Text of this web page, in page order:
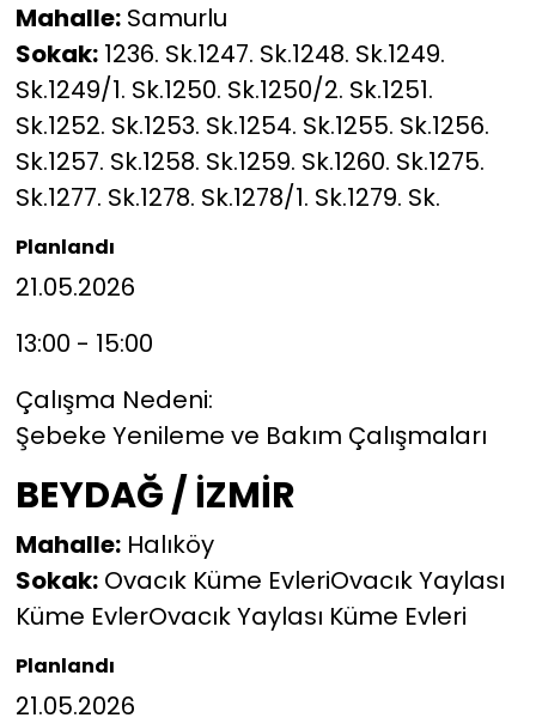
Mahalle:Samurlu
Sokak:1236. Sk.1247. Sk.1248. Sk.1249.
Sk.1249/1. Sk.1250. Sk.1250/2. Sk.1251.
Sk.1252. Sk.1253. Sk.1254. Sk.1255. Sk.1256.
Sk.1257. Sk.1258. Sk.1259. Sk.1260. Sk.1275.
Sk.1277. Sk.1278. Sk.1278/1. Sk.1279. Sk.
Planlandı
21.05.2026
13:00 - 15:00
Çalışma Nedeni:
Şebeke Yenileme ve Bakım Çalışmaları
BEYDAĞ / İZMİR
Mahalle:Halıköy
Sokak:Ovacık Küme EvleriOvacık Yaylası
Küme EvlerOvacık Yaylası Küme Evleri
Planlandı
21.05.2026